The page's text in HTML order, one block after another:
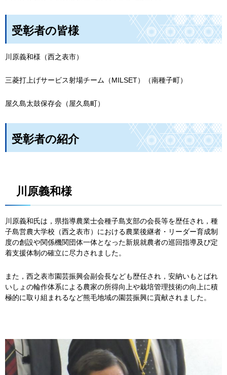
受彰者の皆様
川原義和様（西之表市）
三菱打上げサービス射場チーム（MILSET）（南種子町）
屋久島太鼓保存会（屋久島町）
受彰者の紹介
川原義和様
川原義和氏は，県指導農業士会種子島支部の会長等を歴任され，種
子島営農大学校（西之表市）における農業後継者・リーダー育成制
度の創設や関係機関団体一体となった新規就農者の巡回指導及び定
着支援体制の確立に尽力されました。
また，西之表市園芸振興会副会長なども歴任され，安納いもとばれ
いしょの輪作体系による農家の所得向上や栽培管理技術の向上に積
極的に取り組まれるなど熊毛地域の園芸振興に貢献されました。